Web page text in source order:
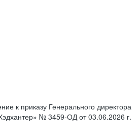
к приказу Генерального директора
№ 3459-ОД от 03.06.2026 г.